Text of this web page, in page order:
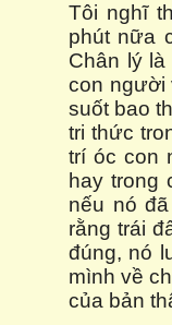
Tôi nghĩ
phút nữa
Chân lý
con người
suốt bao
tri thức
trí óc con
hay trong
nếu nó
rằng trái
đúng, nó
mình về
của bản